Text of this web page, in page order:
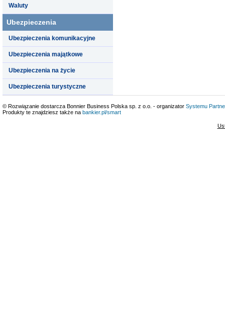
Waluty
Ubezpieczenia
Ubezpieczenia komunikacyjne
Ubezpieczenia majątkowe
Ubezpieczenia na życie
Ubezpieczenia turystyczne
© Rozwiązanie dostarcza Bonnier Business Polska sp. z o.o. - organizator Systemu
Produkty te znajdziesz także na bankier.pl/smart